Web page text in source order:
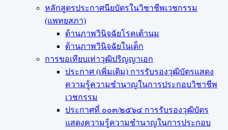
หลักสูตรประกาศนียบัตรในวิชาชีพเวชกรรม
(แพทยสภา)
ด้านภาพวินิจฉัยโรคเต้านม
ด้านภาพวินิจฉัยในเด็ก
การขอเทียบเท่า​วุฒิปริญญา​เอก
ประกาศ (เพิ่มเติม) การรับรองวุฒิบัตรแสดง
ความรู้ความชำนาญในการประกอบวิชาชีพ
เวชกรรม
ประกาศที่ ๐๐๓/๒๕๖๔ การรับรองวุฒิบัตร
แสดงความรู้ความชำนาญในการประกอบ